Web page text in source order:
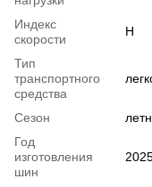
Индекс
скорости
H
Тип
транспортного
средства
Сезон
Год
изготовления
шин